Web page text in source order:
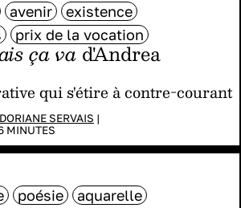
ça vad'Andrea
qui s'étire à contre-courant
DORIANE SERVAIS |
MINUTES
avenir
existence
prix de la vocation
poésie
aquarelle